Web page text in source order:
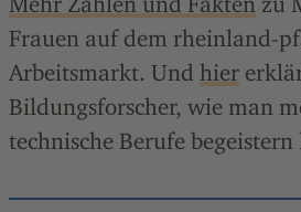
Frauen auf dem rheinland-
Arbeitsmarkt. Und hier
Bildungsforscher, wie man
technische Berufe begeistern